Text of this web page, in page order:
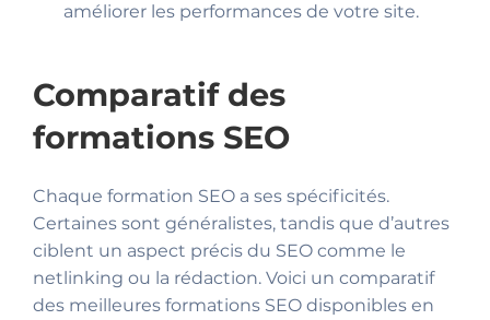
améliorer les performances de votre site.
Comparatif des
formations SEO
Chaque formation SEO a ses spécificités.
Certaines sont généralistes, tandis que d’autres
ciblent un aspect précis du SEO comme le
netlinking ou la rédaction. Voici un comparatif
des meilleures formations SEO disponibles en